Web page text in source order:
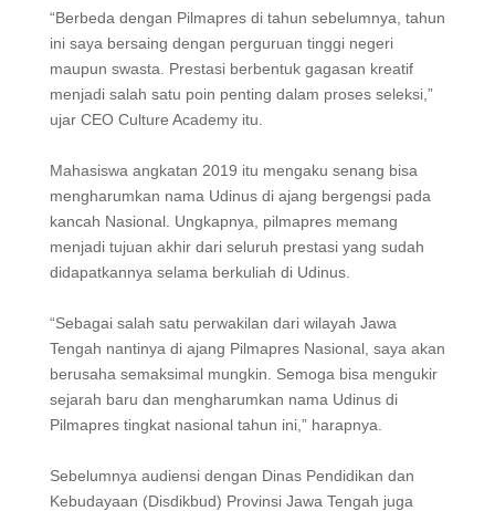
“Berbeda dengan Pilmapres di tahun sebelumnya, tahun
ini saya bersaing dengan perguruan tinggi negeri
maupun swasta. Prestasi berbentuk gagasan kreatif
menjadi salah satu poin penting dalam proses seleksi,”
ujar CEO Culture Academy itu.
Mahasiswa angkatan 2019 itu mengaku senang bisa
mengharumkan nama Udinus di ajang bergengsi pada
kancah Nasional. Ungkapnya, pilmapres memang
menjadi tujuan akhir dari seluruh prestasi yang sudah
didapatkannya selama berkuliah di Udinus.
“Sebagai salah satu perwakilan dari wilayah Jawa
Tengah nantinya di ajang Pilmapres Nasional, saya akan
berusaha semaksimal mungkin. Semoga bisa mengukir
sejarah baru dan mengharumkan nama Udinus di
Pilmapres tingkat nasional tahun ini,” harapnya.
Sebelumnya audiensi dengan Dinas Pendidikan dan
Kebudayaan (Disdikbud) Provinsi Jawa Tengah juga